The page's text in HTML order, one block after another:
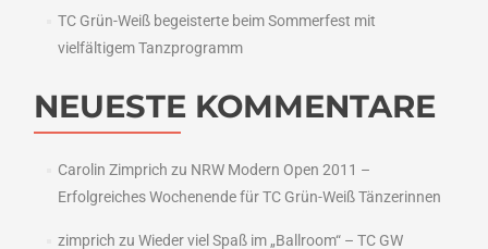
TC Grün-Weiß begeisterte beim Sommerfest mit
vielfältigem Tanzprogramm
NEUESTE KOMMENTARE
Carolin Zimprich zu NRW Modern Open 2011 –
Erfolgreiches Wochenende für TC Grün-Weiß Tänzerinnen
zimprich zu Wieder viel Spaß im „Ballroom“ – TC GW